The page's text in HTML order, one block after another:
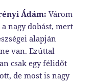
Ádám:Várom
nagy dobást, mert
alapján
van. Ezúttal
csak egy félidőt
de most is nagy